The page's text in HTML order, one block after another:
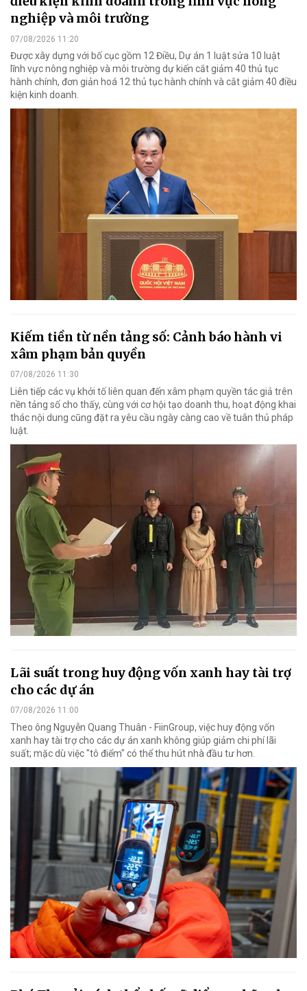
nghiệp và môi trường
07/08/2026 11:20
Được xây dựng với bố cục gồm 12 Điều, Dự án 1 luật sửa 10 luật
lĩnh vực nông nghiệp và môi trường dự kiến cắt giảm 40 thủ tục
hành chính, đơn giản hoá 12 thủ tục hành chính và cắt giảm 40 điều
kiện kinh doanh.
Kiếm tiền từ nền tảng số: Cảnh báo hành vi
xâm phạm bản quyền
07/08/2026 11:30
Liên tiếp các vụ khởi tố liên quan đến xâm phạm quyền tác giả trên
nền tảng số cho thấy, cùng với cơ hội tạo doanh thu, hoạt động khai
thác nội dung cũng đặt ra yêu cầu ngày càng cao về tuân thủ pháp
luật.
Lãi suất trong huy động vốn xanh hay tài trợ
cho các dự án
07/08/2026 11:00
Theo ông Nguyễn Quang Thuân - FiinGroup, việc huy động vốn
xanh hay tài trợ cho các dự án xanh không giúp giảm chi phí lãi
suất; mặc dù việc "tô điểm" có thể thu hút nhà đầu tư hơn.